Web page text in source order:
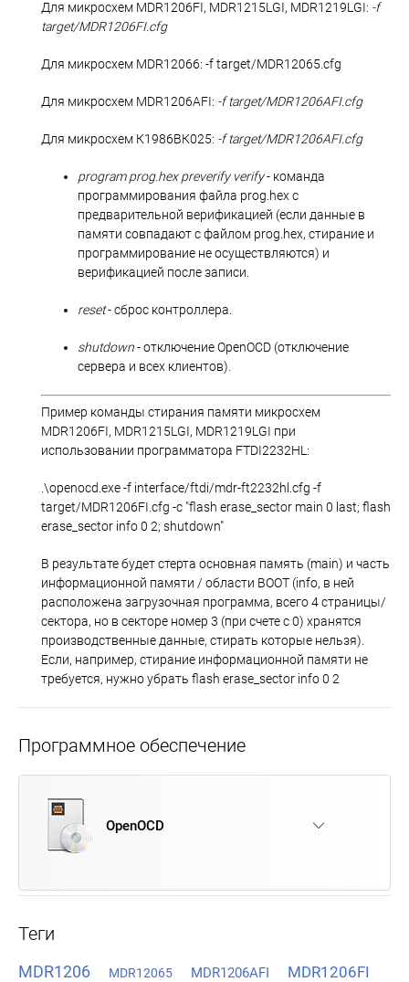
Для микросхем MDR1206FI, MDR1215LGI, MDR1219LGI: -f
target/MDR1206FI.cfg
Для микросхем MDR12066: -f target/MDR12065.cfg
Для микросхем MDR1206AFI: -f target/MDR1206AFI.cfg
Для микросхем К1986ВК025: -f target/MDR1206AFI.cfg
program prog.hex preverify verify- команда
программирования файла prog.hex с
предварительной верификацией (если данные в
памяти совпадают с файлом prog.hex, стирание и
программирование не осуществляются) и
верификацией после записи.
reset- сброс контроллера.
shutdown- отключение OpenOCD (отключение
сервера и всех клиентов).
Пример команды стирания памяти микросхем
MDR1206FI, MDR1215LGI, MDR1219LGI при
использовании программатора FTDI2232HL:
.\openocd.exe -f interface/ftdi/mdr-ft2232hl.cfg -f
target/MDR1206FI.cfg -c "flash erase_sector main 0 last; flash
erase_sector info 0 2; shutdown"
В результате будет стерта основная память (main) и часть
информационной памяти / области BOOT (info, в ней
расположена загрузочная программа, всего 4 страницы/
сектора, но в секторе номер 3 (при счете с 0) хранятся
производственные данные, стирать которые нельзя).
Если, например, стирание информационной памяти не
требуется, нужно убрать flash erase_sector info 0 2
Программное обеспечение
OpenOCD
Теги
MDR1206 MDR12065 MDR1206AFI MDR1206FI